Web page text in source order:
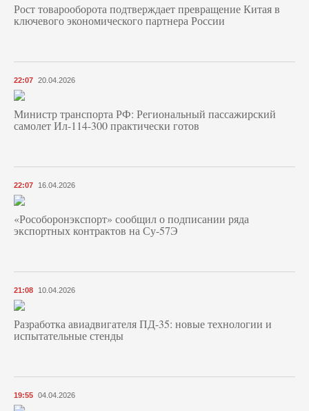
Рост товарооборота подтверждает превращение Китая в
ключевого экономического партнера России
22:07 20.04.2026
Министр транспорта РФ: Региональный пассажирский
самолет Ил-114-300 практически готов
22:07 16.04.2026
«Рособоронэкспорт» сообщил о подписании ряда
экспортных контрактов на Су-57Э
21:08 10.04.2026
Разработка авиадвигателя ПД-35: новые технологии и
испытательные стенды
19:55 04.04.2026